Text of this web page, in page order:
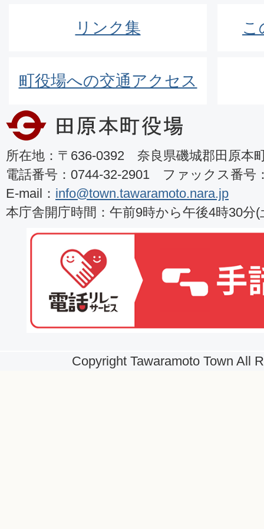
リンク集 こ
町役場への交通アクセス
所在地：〒636-0392 奈良県磯城郡田原本
電話番号：0744-32-2901 ファックス番号
E-mail： info@town.tawaramoto.nara.jp
本庁舎開庁時間：午前9時から午後4時30分
Copyright Tawaramoto Town All